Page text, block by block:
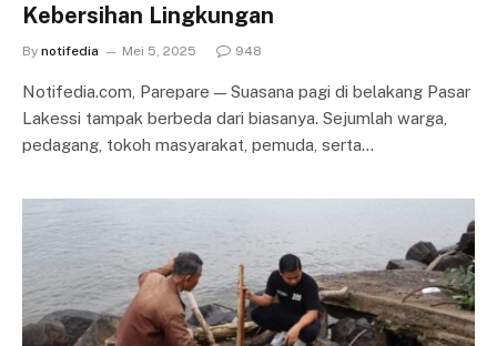
Kebersihan Lingkungan
By notifedia Mei 5, 2025 948
Notifedia.com, Parepare — Suasana pagi di belakang Pasar
Lakessi tampak berbeda dari biasanya. Sejumlah warga,
pedagang, tokoh masyarakat, pemuda, serta…